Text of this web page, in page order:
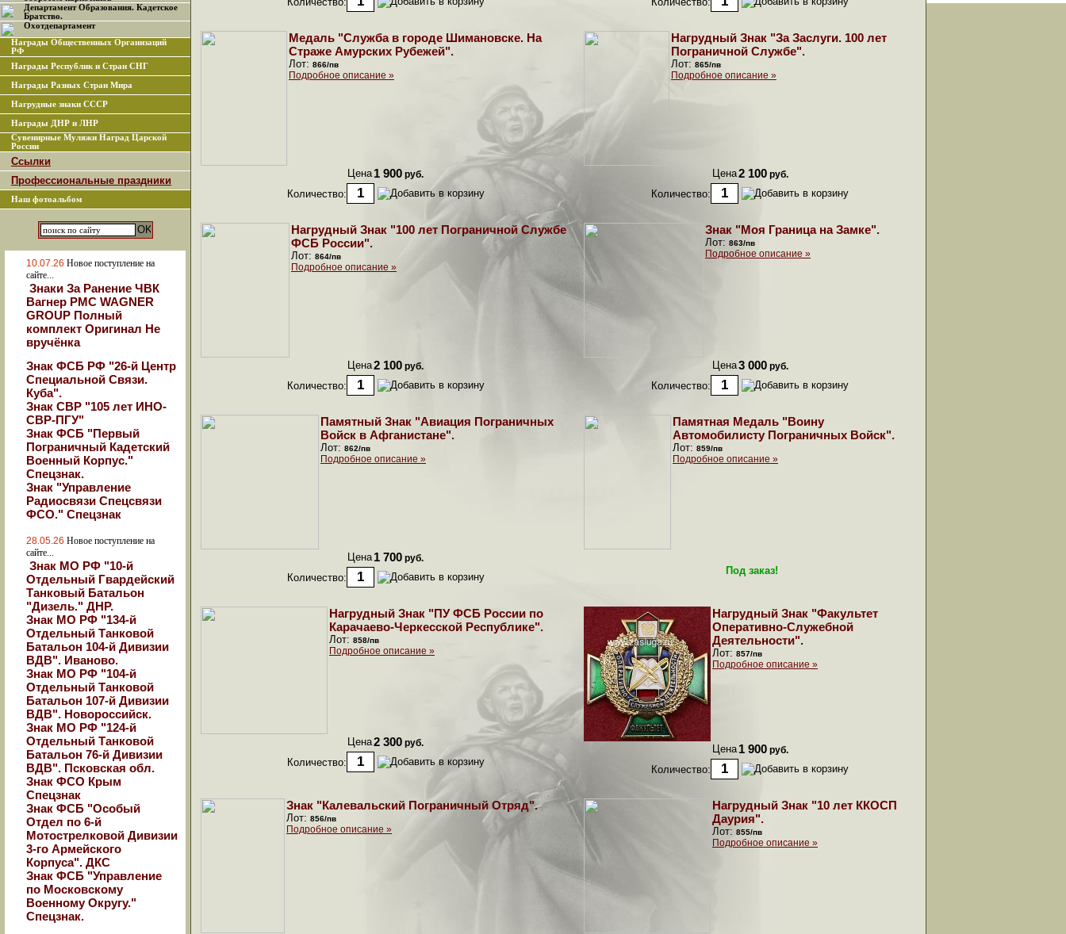
Департамент Образования. Кадетское
Братство.
Охотдепартамент
Награды Общественных Организаций
РФ
Награды Республик и Стран СНГ
Награды Разных Стран Мира
Нагрудные знаки СССР
Награды ДНР и ЛНР
Сувенирные Муляжи Наград Царской
России
Ссылки
Профессиональные праздники
Наш фотоальбом
10.07.26 Новое поступление на
сайте...
Знаки За Ранение ЧВК
Вагнер РМС WAGNER
GROUP Полный
комплект Оригинал Не
вручёнка
Знак ФСБ РФ "26-й Центр
Специальной Связи.
Куба".
Знак СВР "105 лет ИНО-
СВР-ПГУ"
Знак ФСБ "Первый
Пограничный Кадетский
Военный Корпус."
Спецзнак.
Знак "Управление
Радиосвязи Спецсвязи
ФСО." Спецзнак
28.05.26 Новое поступление на
сайте...
Знак МО РФ "10-й
Отдельный Гвардейский
Танковый Батальон
"Дизель." ДНР.
Знак МО РФ "134-й
Отдельный Танковой
Батальон 104-й Дивизии
ВДВ". Иваново.
Знак МО РФ "104-й
Отдельный Танковой
Батальон 107-й Дивизии
ВДВ". Новороссийск.
Знак МО РФ "124-й
Отдельный Танковой
Батальон 76-й Дивизии
ВДВ". Псковская обл.
Знак ФСО Крым
Спецзнак
Знак ФСБ "Особый
Отдел по 6-й
Мотострелковой Дивизии
3-го Армейского
Корпуса". ДКС
Знак ФСБ "Управление
по Московскому
Военному Округу."
Спецзнак.
Медаль "Служба в городе Шимановске. На
Страже Амурских Рубежей".
Лот: 866/пв
Подробное описание »
Цена 1 900 руб.
Количество:
Нагрудный Знак "За Заслуги. 100 лет
Пограничной Службе".
Лот: 865/пв
Подробное описание »
Цена2 100 руб.
Количество:
Нагрудный Знак "100 лет Пограничной Службе
ФСБ России".
Лот: 864/пв
Подробное описание »
Цена2 100 руб.
Количество:
Знак "Моя Граница на Замке".
Лот: 863/пв
Подробное описание »
Цена3 000 руб.
Количество:
Памятный Знак "Авиация Пограничных
Войск в Афганистане".
Лот: 862/пв
Подробное описание »
Цена 1 700 руб.
Количество:
Памятная Медаль "Воину
Автомобилисту Пограничных Войск".
Лот: 859/пв
Подробное описание »
Под заказ!
Нагрудный Знак "ПУ ФСБ России по
Карачаево-Черкесской Республике".
Лот: 858/пв
Подробное описание »
Цена2 300 руб.
Количество:
Нагрудный Знак "Факультет
Оперативно-Служебной
Деятельности".
Лот: 857/пв
Подробное описание »
Цена 1 900 руб.
Количество:
Знак "Калевальский Пограничный Отряд".
Лот: 856/пв
Подробное описание »
Нагрудный Знак "10 лет ККОСП
Даурия".
Лот: 855/пв
Подробное описание »